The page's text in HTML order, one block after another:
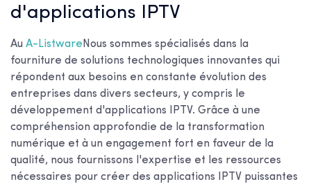
d'applications IPTV
Au A-Listware Nous sommes spécialisés dans la
fourniture de solutions technologiques innovantes qui
répondent aux besoins en constante évolution des
entreprises dans divers secteurs, y compris le
développement d'applications IPTV. Grâce à une
compréhension approfondie de la transformation
numérique et à un engagement fort en faveur de la
qualité, nous fournissons l'expertise et les ressources
nécessaires pour créer des applications IPTV puissantes